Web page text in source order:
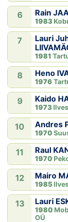
6 Rain
1983
7
Lauri
1981
8 Heno
1976
9 Kaido
1973 Ilves
10 Andres
1970
11 Raul
1970
12 Mairo
1985
13 Lauri
1980
OÜ